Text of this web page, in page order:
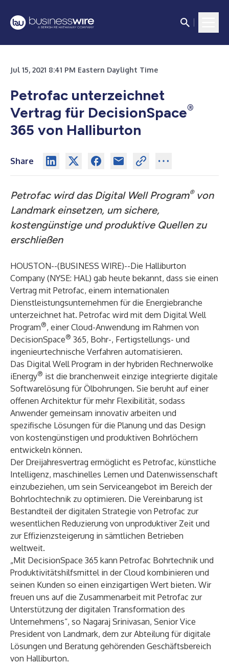
Jul 15, 2021 8:41 PM Eastern Daylight Time
Petrofac unterzeichnet
Vertrag für DecisionSpace®
365 von Halliburton
Share
Petrofac wird das Digital Well Program®von
Landmark einsetzen, um sichere,
kostengünstige und produktive Quellen zu
erschließen
HOUSTON--(BUSINESS WIRE)--Die Halliburton
Company (NYSE: HAL) gab heute bekannt, dass sie einen
Vertrag mit Petrofac, einem internationalen
Dienstleistungsunternehmen für die Energiebranche
unterzeichnet hat. Petrofac wird mit dem Digital Well
Program®, einer Cloud-Anwendung im Rahmen von
DecisionSpace® 365, Bohr-, Fertigstellungs- und
ingenieurtechnische Verfahren automatisieren.
Das Digital Well Program in der hybriden Rechnerwolke
iEnergy® ist die branchenweit einzige integrierte digitale
Softwarelösung für Ölbohrungen. Sie beruht auf einer
offenen Architektur für mehr Flexibilität, sodass
Anwender gemeinsam innovativ arbeiten und
spezifische Lösungen für die Planung und das Design
von kostengünstigen und produktiven Bohrlöchern
entwickeln können.
Der Dreijahresvertrag ermöglicht es Petrofac, künstliche
Intelligenz, maschinelles Lernen und Datenwissenschaft
einzubeziehen, um sein Serviceangebot im Bereich der
Bohrlochtechnik zu optimieren. Die Vereinbarung ist
Bestandteil der digitalen Strategie von Petrofac zur
wesentlichen Reduzierung von unproduktiver Zeit und
zur Effizienzsteigerung in sämtlichen Betrieben
weltweit.
„Mit DecisionSpace 365 kann Petrofac Bohrtechnik und
Produktivitätshilfsmittel in der Cloud kombinieren und
seinen Kunden so einen einzigartigen Wert bieten. Wir
freuen uns auf die Zusammenarbeit mit Petrofac zur
Unterstützung der digitalen Transformation des
Unternehmens“, so Nagaraj Srinivasan, Senior Vice
President von Landmark, dem zur Abteilung für digitale
Lösungen und Beratung gehörenden Geschäftsbereich
von Halliburton.